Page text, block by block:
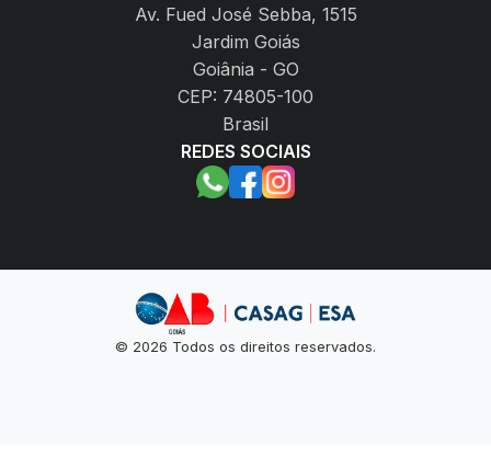
Av. Fued José Sebba, 1515
Jardim Goiás
Goiânia - GO
CEP: 74805-100
Brasil
REDES SOCIAIS
© 2026 Todos os direitos reservados.